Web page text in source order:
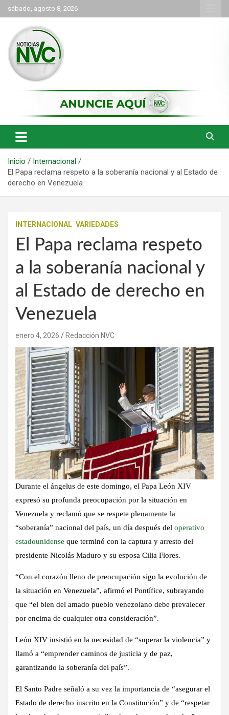
Saltar
al
contenido
sábado, agosto 8, 2026
NVC Noticias
Inicio
Internacional
El Papa reclama respeto a la soberanía nacional y al Estado de
derecho en Venezuela
INTERNACIONAL VARIEDADES
El Papa reclama respeto
a la soberanía nacional y
al Estado de derecho en
Venezuela
enero 4, 2026 Redacción NVC
Durante el ángelus de este domingo, el Papa León XIV
expresó su profunda preocupación por la situación en
Venezuela y reclamó que se respete plenamente la
“soberanía” nacional del país, un día después del operativo
estadounidense que terminó con la captura y arresto del
presidente Nicolás Maduro y su esposa Cilia Flores.
“Con el corazón lleno de preocupación sigo la evolución de
la situación en Venezuela”, afirmó el Pontífice, subrayando
que “el bien del amado pueblo venezolano debe prevalecer
por encima de cualquier otra consideración”.
León XIV insistió en la necesidad de “superar la violencia” y
llamó a “emprender caminos de justicia y de paz,
garantizando la soberanía del país”.
El Santo Padre señaló a su vez la importancia de “asegurar el
Estado de derecho inscrito en la Constitución” y de “respetar